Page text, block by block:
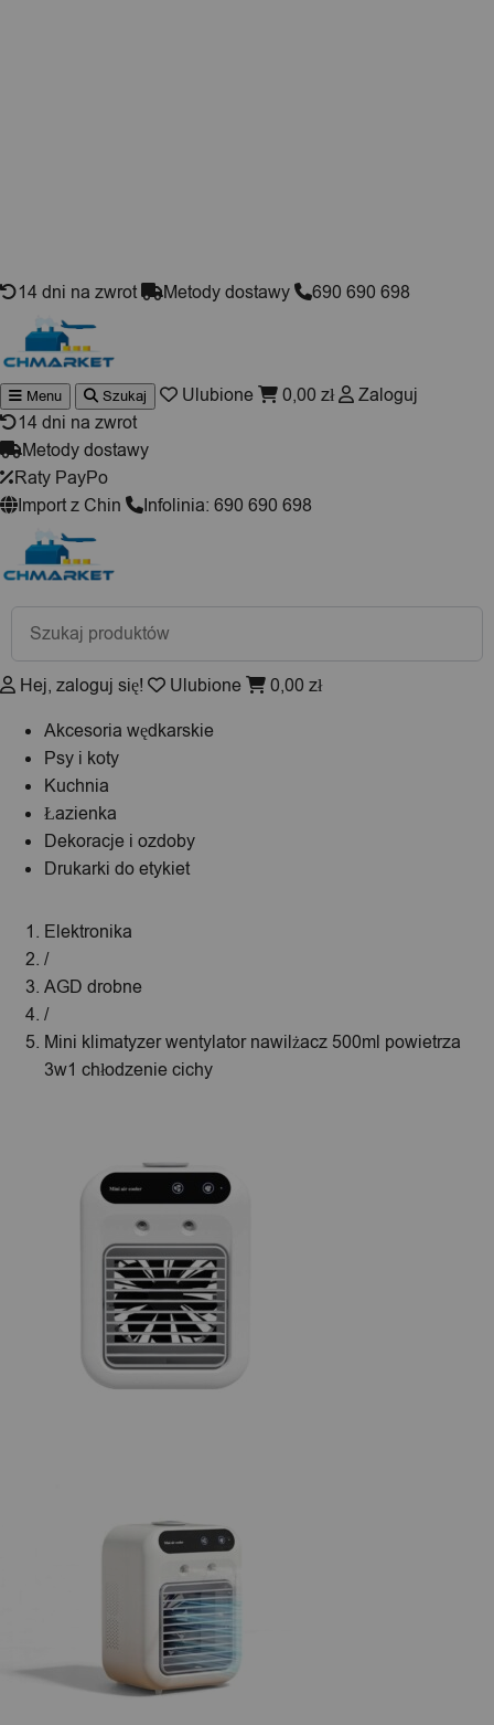
14 dni na zwrot Metody dostawy 690 690 698
Wyszukiwarka
produktów
Menu Szukaj Ulubione 0,00 zł
Zaloguj
14 dni na zwrot
Metody dostawy
Raty PayPo
Import z Chin
Infolinia: 690 690 698
Wyszukiwarka
produktów
Hej, zaloguj się! Ulubione 0,00 zł
Akcesoria wędkarskie
Psy i koty
Kuchnia
Łazienka
Dekoracje i ozdoby
Drukarki do etykiet
Elektronika
/
AGD drobne
/
Mini klimatyzer wentylator nawilżacz 500ml powietrza
3w1 chłodzenie cichy